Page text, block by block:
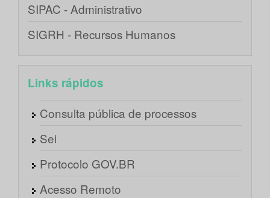
SIPAC - Administrativo
SIGRH - Recursos Humanos
Links rápidos
Consulta pública de processos
Sei
Protocolo GOV.BR
Acesso Remoto